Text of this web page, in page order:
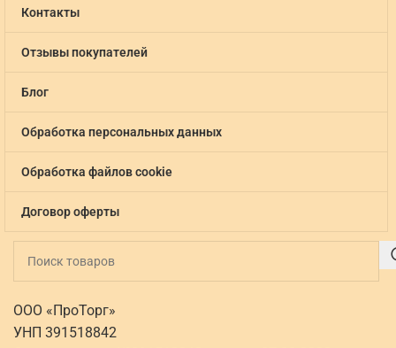
Контакты
Отзывы покупателей
Блог
Обработка персональных данных
Обработка файлов cookie
Договор оферты
ООО «ПроТорг»
УНП 391518842